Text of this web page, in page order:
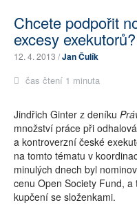
Chcete podpořit
excesy exekutorů?
12. 4. 2013 /Jan Čulík
čas čtení 1 minuta
Jindřich Ginter z deníku
množství práce při
a kontroverzní české
na tomto tématu v
minulých dnech byl
cenu Open Society Fund, a
kupčení se složenkami.